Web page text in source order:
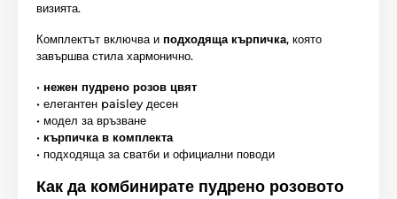
визията.
Комплектът включва и подходяща кърпичка, която
завършва стила хармонично.
• нежен пудрено розов цвят
• елегантен paisley десен
• модел за връзване
• кърпичка в комплекта
• подходяща за сватби и официални поводи
Как да комбинирате пудрено розовото